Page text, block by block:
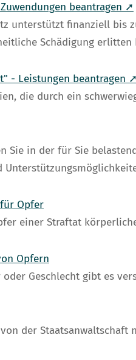
beantragen ➚
unterstützt finanziell bis
Schädigung
- Leistungen beantragen ➚
die durch ein
Sie in der für Sie
Opfer
einer Straftat
Opfern
Geschlecht gibt es
der